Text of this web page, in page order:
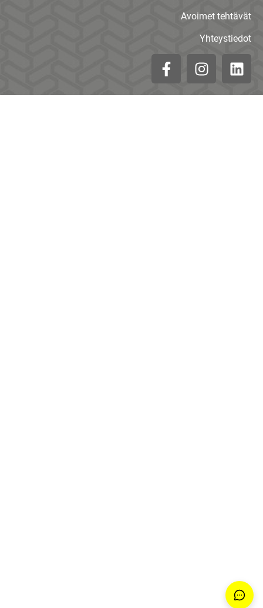
Avoimet tehtävät
Yhteystiedot